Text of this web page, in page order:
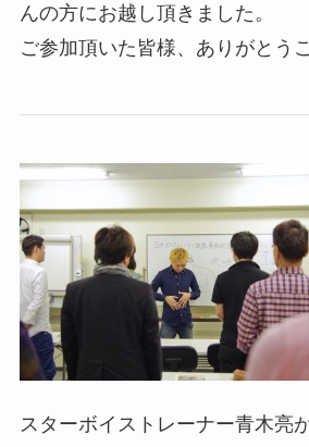
んの方にお越し頂きました。
ご参加頂いた皆様、ありがとう
スターボイストレーナー青木亮